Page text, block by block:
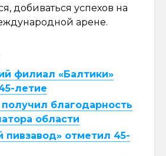
добиваться успехов на
арене.
филиал «Балтики»
летие
благодарность
области
пивзавод» отметил 45-